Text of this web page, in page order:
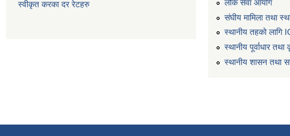
स्वीकृत करका दर रेटहरु
लोक सेवा आयोग
संघीय मामिला तथा
स्थानीय तहको लागि
स्थानीय पूर्वाधार
स्थानीय शासन तथा